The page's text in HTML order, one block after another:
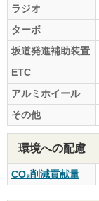
ラジオ
ターボ
坂道発進補助装置
ETC
アルミホイール
その他
環境への配慮
CO₂削減貢献量